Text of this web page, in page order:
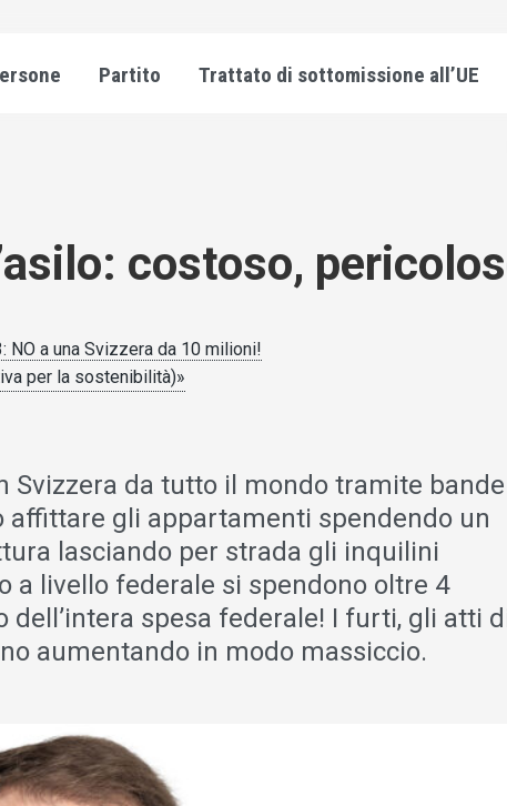
Partito Trattato di sottomissione all’UE
costoso,
NO a una Svizzera da 10 milioni!
per la sostenibilità)»
Svizzera da tutto il mondo tramite bande
gli appartamenti spendendo un
lasciando per strada gli inquilini
a livello federale si spendono oltre 4
spesa federale! I furti, gli atti
aumentando in modo massiccio.